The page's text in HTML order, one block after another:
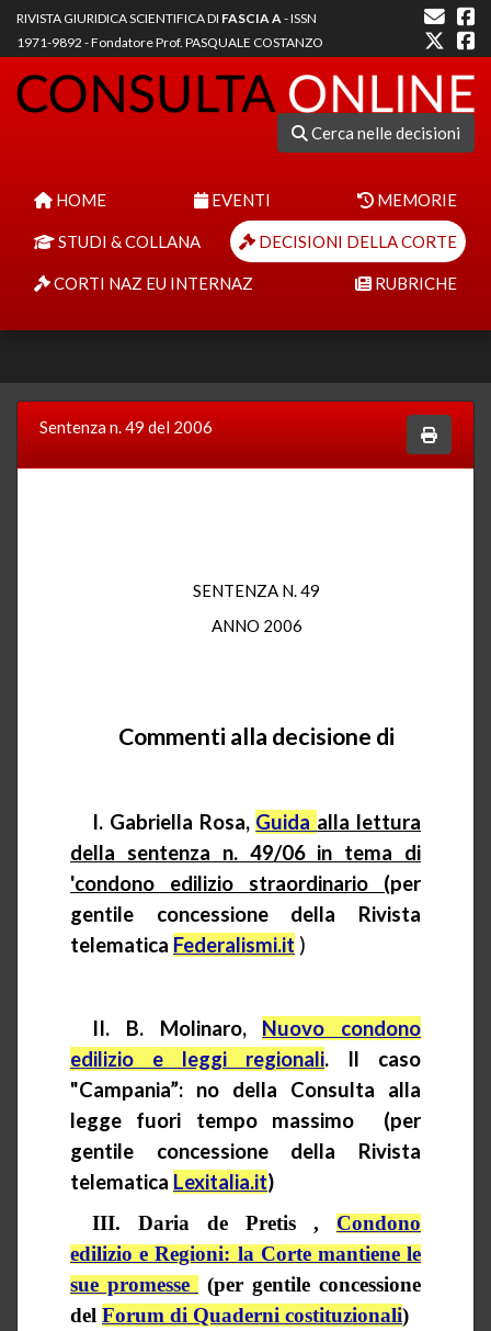
RIVISTA GIURIDICA SCIENTIFICA DI FASCIA A- ISSN
1971-9892 - Fondatore Prof. PASQUALE COSTANZO
Cerca nelle decisioni
HOME EVENTI MEMORIE
STUDI & COLLANA DECISIONI DELLA CORTE
CORTI NAZ EU INTERNAZ RUBRICHE
Sentenza n. 49 del 2006
SENTENZA N. 49
ANNO 2006
Commenti alla decisione di
I. Gabriella Rosa, Guida alla lettura
della sentenza n. 49/06 in tema di
'condono edilizio straordinario (per
gentile concessione della Rivista
telematica Federalismi.it )
II. B. Molinaro, Nuovo condono
edilizio e leggi regionali. Il caso
"Campania”: no della Consulta alla
legge fuori tempo massimo
(per
gentile concessione della Rivista
telematica Lexitalia.it)
III. Daria de Pretis , Condono
edilizio e Regioni: la Corte mantiene le
sue promesse
(per gentile concessione
del Forum di Quaderni costituzionali)